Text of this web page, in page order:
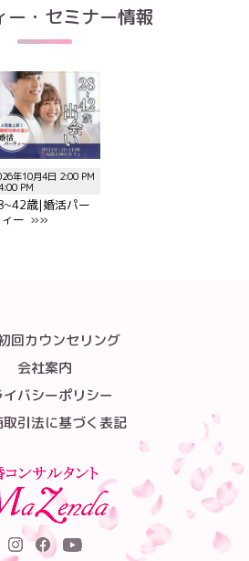
ー・セミナー情報
年10月4日 2:00 PM
PM
歳|婚活パー
ィー »»
回カウンセリング
会社案内
イバシーポリシー
引法に基づく表記